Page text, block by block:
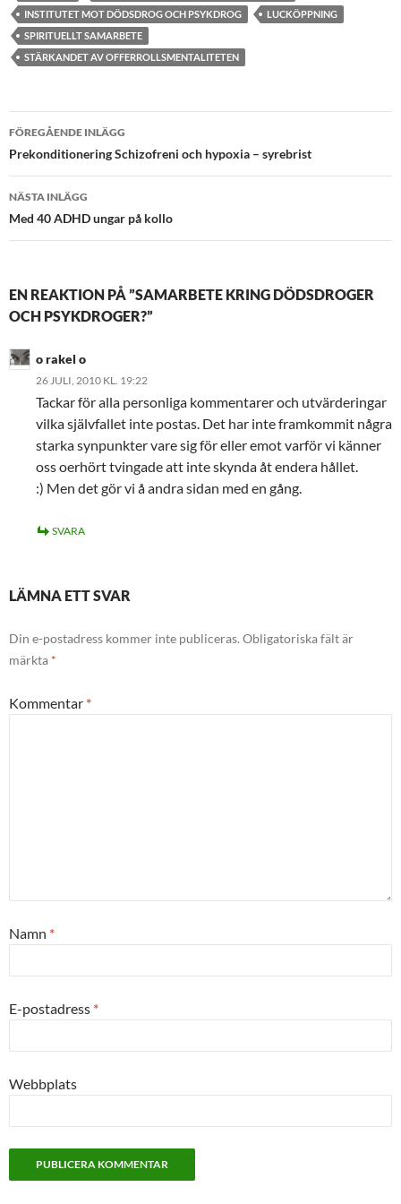
INSTITUTET MOT DÖDSDROG OCH PSYKDROG
LUCKÖPPNING
SPIRITUELLT SAMARBETE
STÄRKANDET AV OFFERROLLSMENTALITETEN
Inläggsnavigering
FÖREGÅENDE INLÄGG
Prekonditionering Schizofreni och hypoxia – syrebrist
NÄSTA INLÄGG
Med 40 ADHD ungar på kollo
EN REAKTION PÅ ”SAMARBETE KRING DÖDSDROGER
OCH PSYKDROGER?”
o rakel o
26 JULI, 2010 KL. 19:22
Tackar för alla personliga kommentarer och utvärderingar
vilka självfallet inte postas. Det har inte framkommit några
starka synpunkter vare sig för eller emot varför vi känner
oss oerhört tvingade att inte skynda åt endera hållet.
:) Men det gör vi å andra sidan med en gång.
SVARA
LÄMNA ETT SVAR
Din e-postadress kommer inte publiceras. Obligatoriska fält är
märkta *
Kommentar *
Namn *
E-postadress *
Webbplats